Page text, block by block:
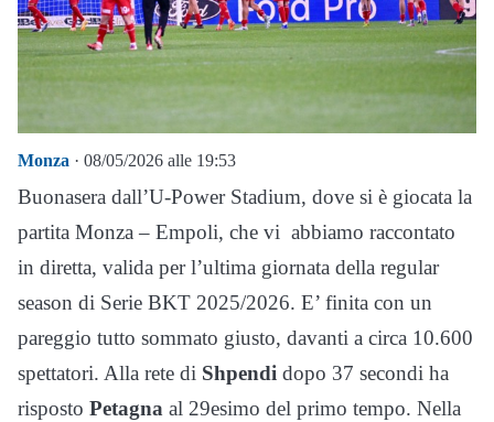
Monza · 08/05/2026 alle 19:53
Buonasera dall’U-Power Stadium, dove si è giocata la
partita Monza – Empoli, che vi abbiamo raccontato
in diretta, valida per l’ultima giornata della regular
season di Serie BKT 2025/2026. E’ finita con un
pareggio tutto sommato giusto, davanti a circa 10.600
spettatori. Alla rete di Shpendi dopo 37 secondi ha
risposto Petagna al 29esimo del primo tempo. Nella